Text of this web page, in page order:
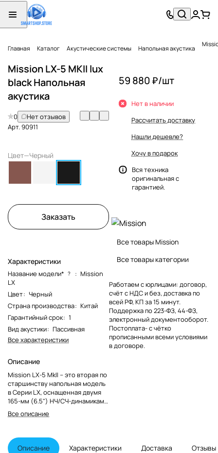
Главная Каталог Акустические системы Напольная акустика
Mission LX-5 MKII lux
black Напольная
акустика
0
Нет отзывов
Арт.90911
Цвет—Черный
Заказать
Характеристики
Название модели* ? : Mission
LX
Цвет: Черный
Страна производства: Китай
Гарантийный срок: 1
Вид акустики: Пассивная
Все характеристики
Описание
Mission LX-5 MkII – это вторая по
старшинству напольная модель
в Серии LX, оснащенная двумя
165-мм (6.5") НЧ/СЧ-динамиками
с композитным волоконным
диффузором и 25-мм (1.0")
твитером.
Все описание
59 880 ₽/шт
Нет в наличии
Рассчитать доставку
Нашли дешевле?
Хочу в подарок
Вся техника
оригинальная с
гарантией.
Все товары Mission
Все товары категории
Работаем с юрлицами: договор,
счёт с НДС и без, доставка по
всей РФ, КП за 15 минут.
Поддержка по 223-ФЗ, 44-ФЗ,
электронный документооборот.
Постоплата- с чётко
прописанными всеми условиями
в договоре.
Описание Характеристики Доставка Отзывы